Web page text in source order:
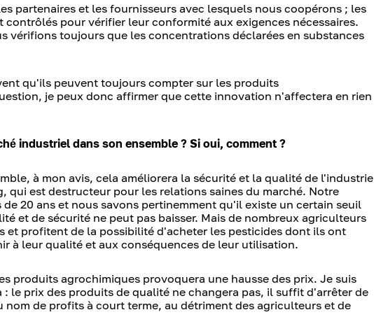
partenaires et les fournisseurs avec lesquels nous coopérons ; les
pour vérifier leur conformité aux exigences nécessaires.
vérifions toujours que les concentrations déclarées en substances
qu'ils peuvent toujours compter sur les produits
je peux donc affirmer que cette innovation n'affectera en rien
industriel dans son ensemble ? Si oui, comment ?
à mon avis, cela améliorera la sécurité et la qualité de l'industrie
qui est destructeur pour les relations saines du marché. Notre
20 ans et nous savons pertinemment qu'il existe un certain seuil
et de sécurité ne peut pas baisser. Mais de nombreux agriculteurs
et profitent de la possibilité d'acheter les pesticides dont ils ont
à leur qualité et aux conséquences de leur utilisation.
produits agrochimiques provoquera une hausse des prix. Je suis
le prix des produits de qualité ne changera pas, il suffit d'arrêter de
nom de profits à court terme, au détriment des agriculteurs et de